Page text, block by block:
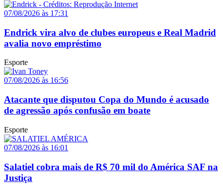
07/08/2026 às 17:31
Endrick vira alvo de clubes europeus e Real Madrid
avalia novo empréstimo
Esporte
07/08/2026 às 16:56
Atacante que disputou Copa do Mundo é acusado
de agressão após confusão em boate
Esporte
07/08/2026 às 16:01
Salatiel cobra mais de R$ 70 mil do América SAF na
Justiça